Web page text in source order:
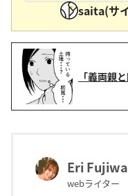
saita(サ
「義両親
Eri
webライター